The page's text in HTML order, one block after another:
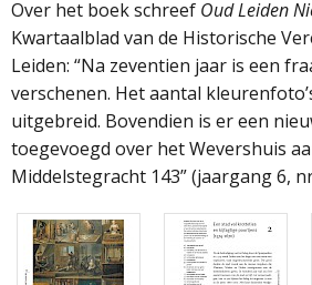
Over het boek schreef Oud Leiden
Kwartaalblad van de Historische
Leiden: “Na zeventien jaar is een
verschenen. Het aantal
uitgebreid. Bovendien is er een
toegevoegd over het Wevershuis
Middelstegracht 143” (jaargang 6,